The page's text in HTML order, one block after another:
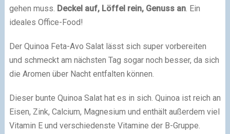
gehen muss. Deckel auf, Löffel rein, Genuss an. Ein
ideales Office-Food!
Der Quinoa Feta-Avo Salat lässt sich super vorbereiten
und schmeckt am nächsten Tag sogar noch besser, da sich
die Aromen über Nacht entfalten können.
Dieser bunte Quinoa Salat hat es in sich. Quinoa ist reich an
Eisen, Zink, Calcium, Magnesium und enthält außerdem viel
Vitamin E und verschiedenste Vitamine der B-Gruppe.